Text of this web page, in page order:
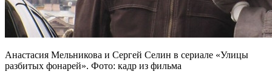
Анастасия Мельникова и Сергей Селин в сериале «Улицы
разбитых фонарей». Фото: кадр из фильма